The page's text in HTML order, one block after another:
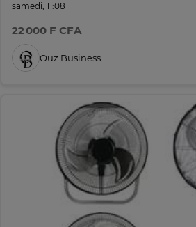
samedi, 11:08
22 000 F CFA
Ouz Business